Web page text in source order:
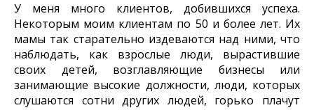
У меня много клиентов, добившихся успеха.
Некоторым моим клиентам по 50 и более лет. Их
мамы так старательно издеваются над ними, что
наблюдать, как взрослые люди, вырастившие
своих детей, возглавляющие бизнесы или
занимающие высокие должности, люди, которых
слушаются сотни других людей, горько плачут